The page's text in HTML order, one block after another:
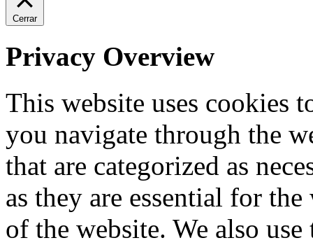
Cerrar
Privacy Overview
This website uses cookies
you navigate through the
that are categorized as
as they are essential for
of the website. We also